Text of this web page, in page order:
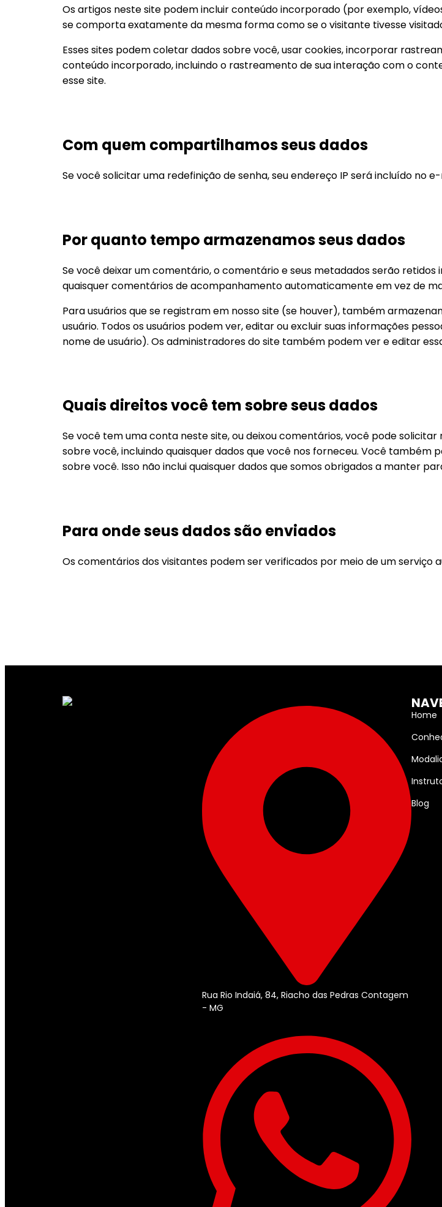
Os artigos neste site podem incluir conteúdo incorporado (por exemplo,
se comporta exatamente da mesma forma como se o visitante tivesse
Esses sites podem coletar dados sobre você, usar cookies, incorporar
conteúdo incorporado, incluindo o rastreamento de sua interação com o
esse site.
Com quem compartilhamos seus dados
Se você solicitar uma redefinição de senha, seu endereço IP será incluído no
Por quanto tempo armazenamos seus dados
Se você deixar um comentário, o comentário e seus metadados serão
quaisquer comentários de acompanhamento automaticamente em vez de
Para usuários que se registram em nosso site (se houver), também
usuário. Todos os usuários podem ver, editar ou excluir suas informações
nome de usuário). Os administradores do site também podem ver e editar
Quais direitos você tem sobre seus dados
Se você tem uma conta neste site, ou deixou comentários, você pode
sobre você, incluindo quaisquer dados que você nos forneceu. Você também
sobre você. Isso não inclui quaisquer dados que somos obrigados a manter
Para onde seus dados são enviados
Os comentários dos visitantes podem ser verificados por meio de um serviço
Rua Rio Indaiá, 84, Riacho das Pedras Contagem
- MG
Home
Blog